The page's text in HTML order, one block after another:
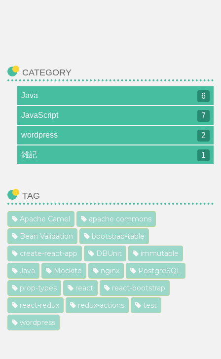
CATEGORY
Java 6
JavaScript 7
wordpress 2
雑記 1
TAG
Apache Camel
apache commons
Bean Validation
bootstrap-table
create-react-app
DBUnit
immutable
Java
Mockito nginx
PostgreSQL
prop-types
react
react-bootstrap
react-redux
redux-actions
test
wordpress